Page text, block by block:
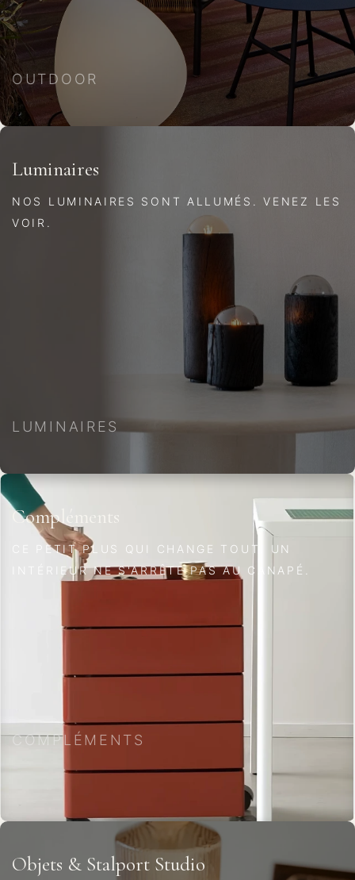
OUTDOOR
Luminaires
NOS LUMINAIRES SONT ALLUMÉS. VENEZ LES
VOIR.
LUMINAIRES
Compléments
CE PETIT PLUS QUI CHANGE TOUT. UN
INTÉRIEUR NE S'ARRÊTE PAS AU CANAPÉ.
COMPLÉMENTS
Objets & Stalport Studio